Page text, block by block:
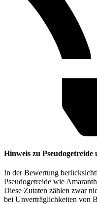
Hinweis zu Pseudogetreide
In der Bewertung
Pseudogetreide wie
Diese Zutaten zählen zwar
bei Unverträglichkeiten von